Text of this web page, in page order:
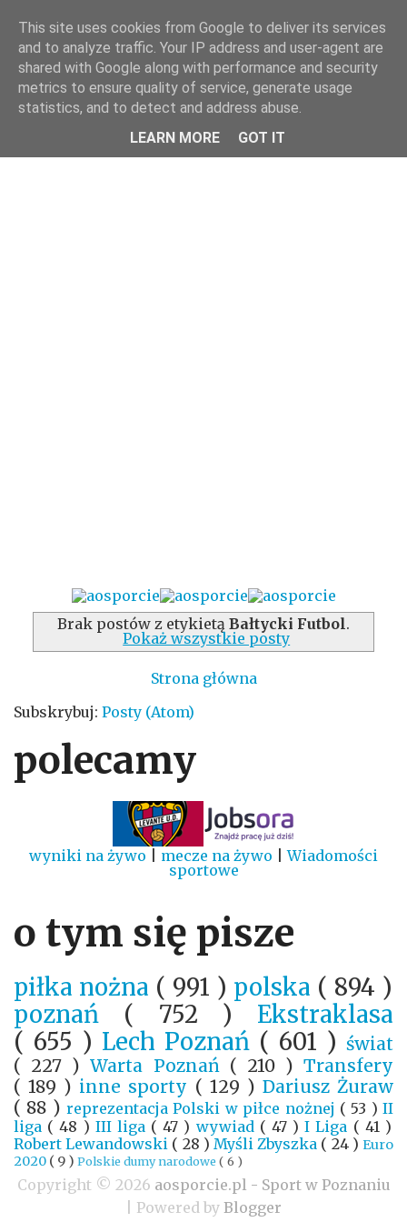
Menu
Brak postów z etykietą Bałtycki Futbol.
Pokaż wszystkie posty
Strona główna
Subskrybuj: Posty (Atom)
polecamy
wyniki na żywo mecze na żywo |Wiadomości
sportowe
o tym się pisze
piłka nożna ( 991 ) polska ( 894 )
poznań ( 752 ) Ekstraklasa
( 655 ) Lech Poznań ( 601 ) świat
( 227 )Warta Poznań ( 210 ) Transfery
( 189 ) inne sporty ( 129 ) Dariusz Żuraw
( 88 )reprezentacja Polski w piłce nożnej ( 53 )II
liga ( 48 ) III liga ( 47 ) wywiad ( 47 )I Liga ( 41 )
Robert Lewandowski ( 28 ) Myśli Zbyszka ( 24 )Euro
2020 ( 9 ) Polskie dumy narodowe ( 6 )
Copyright © 2026 aosporcie.pl - Sport w Poznaniu
| Powered by Blogger
This site uses cookies from Google to deliver its services
and to analyze traffic. Your IP address and user-agent are
shared with Google along with performance and security
metrics to ensure quality of service, generate usage
statistics, and to detect and address abuse.
LEARN MORE
GOT IT